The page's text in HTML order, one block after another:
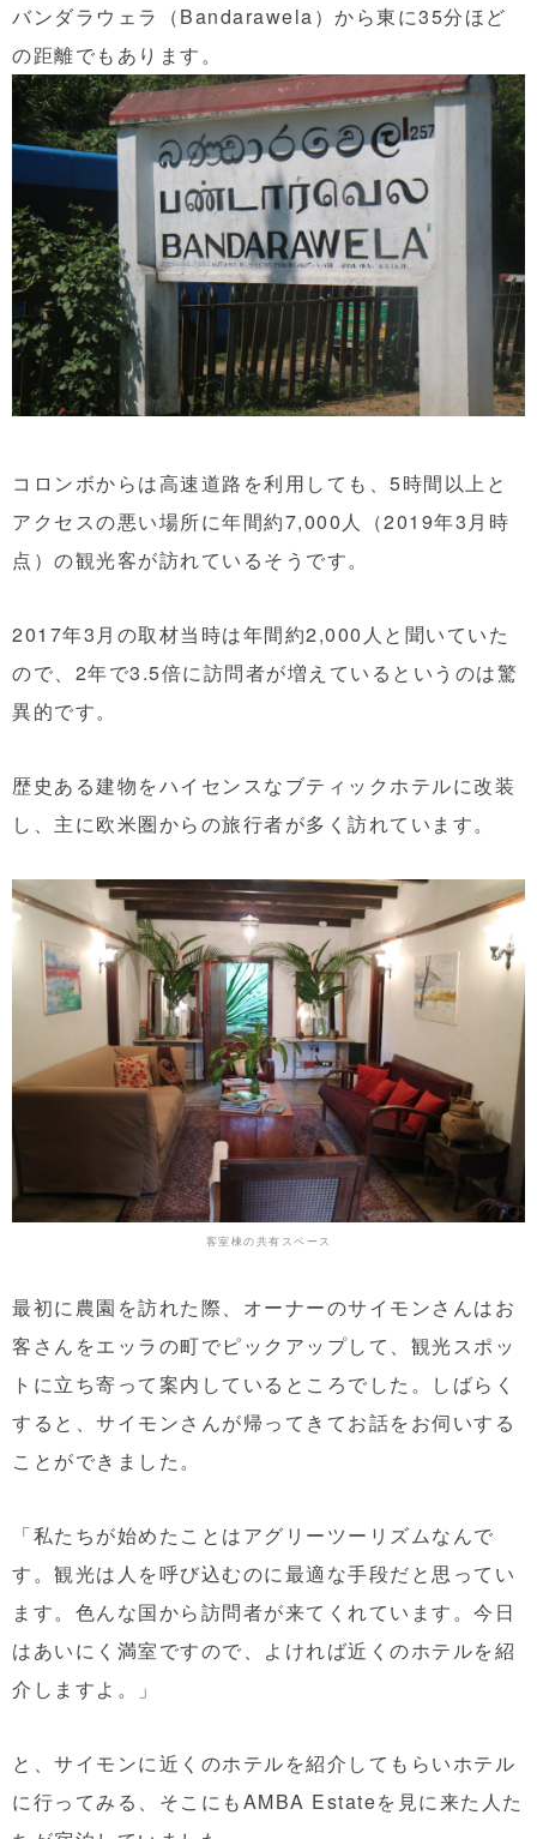
バンダラウェラ（Bandarawela）から東に35分ほど
の距離でもあります。
コロンボからは高速道路を利用しても、5時間以上と
アクセスの悪い場所に年間約7,000人（2019年3月時
点）の観光客が訪れているそうです。
2017年3月の取材当時は年間約2,000人と聞いていた
ので、2年で3.5倍に訪問者が増えているというのは驚
異的です。
歴史ある建物をハイセンスなブティックホテルに改装
し、主に欧米圏からの旅行者が多く訪れています。
客室棟の共有スペース
最初に農園を訪れた際、オーナーのサイモンさんはお
客さんをエッラの町でピックアップして、観光スポッ
トに立ち寄って案内しているところでした。
しばらく
すると、サイモンさんが帰ってきてお話をお伺いする
ことができました。
「私たちが始めたことはアグリーツーリズムなんで
す。観光は人を呼び込むのに最適な手段だと思ってい
ます。色んな国から訪問者が来てくれています。今日
はあいにく満室ですので、よければ近くのホテルを紹
介しますよ。」
と、サイモンに近くのホテルを紹介してもらいホテル
に行ってみる、そこにもAMBA Estateを見に来た人た